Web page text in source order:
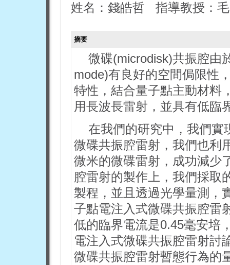
姓名：錢皓哲 指導教授：
摘要
微碟(microdisk)共振腔由
mode)有良好的空間侷限性
特性，結合量子點主動材料
用長波長雷射，並具有低臨
在我們的研究中，我們實
微碟共振腔雷射，我們也利
微米的微碟雷射，成功減少
腔雷射的製作上，我們採取
製程，並且透過光學量測，
子點電注入式微碟共振腔雷
低的臨界電流是0.45毫安培
電注入式微碟共振腔雷射討
微碟共振腔雷射暫態行為的